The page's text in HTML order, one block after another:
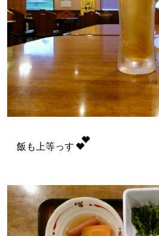
飯も上等っす 💕